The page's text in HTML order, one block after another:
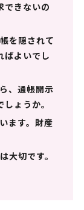
できないの
を隠されて
ばよいでし
、通帳開示
ょうか。
ます。財産
大切です。